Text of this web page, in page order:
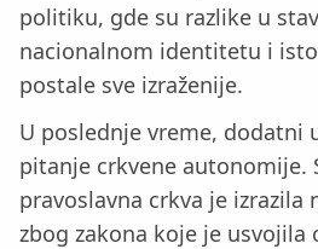
politiku, gde su razlike u
nacionalnom identitetu i
postale sve izraženije.
U poslednje vreme, dodatni
pitanje crkvene autonomije.
pravoslavna crkva je izrazila
zbog zakona koje je usvojila